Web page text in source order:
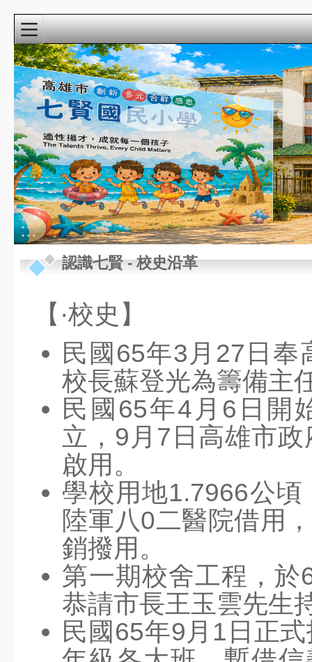
:::
校園精彩影音
近期行事曆
22
新生家長座談會
(9:00-10:30)@3F視
會改選)
30放學)
開學日
六年級游泳教學(下
午) @蘭卡威游泳池
交安教育專區
競賽活動
公開觀課平台
:::
認識七賢-校史沿革
【·校史】
民國65年3月27日奉
校長蘇登光為籌備主
民國65年4月6日開
立，9月7日高雄市
啟用。
學校用地1.7966公
陸軍八0二醫院借用
銷撥用。
第一期校舍工程，
恭請市長王玉雲先生
民國65年9月1日正